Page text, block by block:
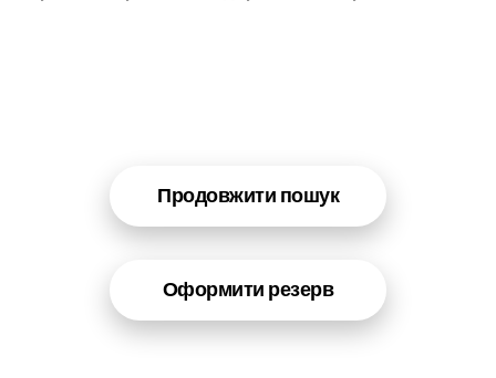
Продовжити пошук
Оформити резерв